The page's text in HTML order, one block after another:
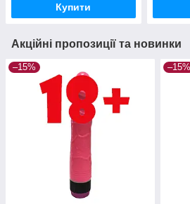
Купити
Акційні пропозиції та новинки
–15% –15%